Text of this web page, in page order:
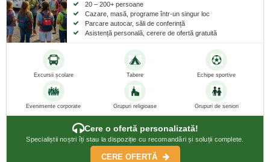
20 – 200+ persoane
Cazare, masă, programe într-un singur loc
Parcare autocar, săli de conferință
Asistență personală, cerere de ofertă gratuită
Excursii școlare Tabere Echipe sportive
Evenimente corporate Grupuri religioase Grupuri de seniori
Cere o ofertă personalizată!
Specialiștii noștri îți stau la dispoziție cu recomandări și soluții complete.
CERE OFERTĂ